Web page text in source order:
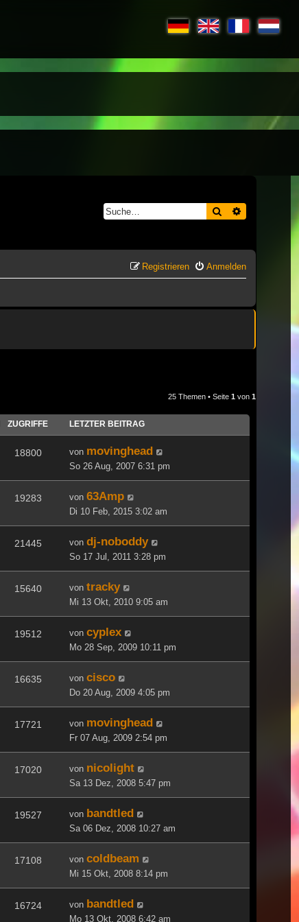
Suche
Anmelden
Registrieren
25 Themen • Seite 1 von 1
ZUGRIFFE LETZTER BEITRAG
18800 von movinghead
So 26 Aug, 2007 6:31 pm
19283 von 63Amp
Di 10 Feb, 2015 3:02 am
21445 von dj-noboddy
So 17 Jul, 2011 3:28 pm
15640 von tracky
Mi 13 Okt, 2010 9:05 am
19512 von cyplex
Mo 28 Sep, 2009 10:11 pm
16635 von cisco
Do 20 Aug, 2009 4:05 pm
17721 von movinghead
Fr 07 Aug, 2009 2:54 pm
17020 von nicolight
Sa 13 Dez, 2008 5:47 pm
19527 von bandtled
Sa 06 Dez, 2008 10:27 am
17108 von coldbeam
Mi 15 Okt, 2008 8:14 pm
16724 von bandtled
Mo 13 Okt, 2008 6:42 am